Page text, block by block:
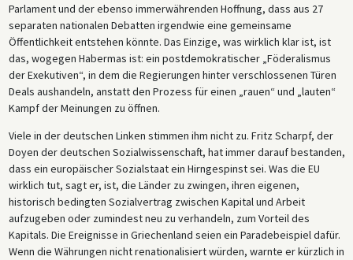
Parlament und der ebenso immerwährenden Hoffnung, dass aus 27
separaten nationalen Debatten irgendwie eine gemeinsame
Öffentlichkeit entstehen könnte. Das Einzige, was wirklich klar ist, ist
das, wogegen Habermas ist: ein postdemokratischer „Föderalismus
der Exekutiven“, in dem die Regierungen hinter verschlossenen Türen
Deals aushandeln, anstatt den Prozess für einen „rauen“ und „lauten“
Kampf der Meinungen zu öffnen.
Viele in der deutschen Linken stimmen ihm nicht zu. Fritz Scharpf, der
Doyen der deutschen Sozialwissenschaft, hat immer darauf bestanden,
dass ein europäischer Sozialstaat ein Hirngespinst sei. Was die EU
wirklich tut, sagt er, ist, die Länder zu zwingen, ihren eigenen,
historisch bedingten Sozialvertrag zwischen Kapital und Arbeit
aufzugeben oder zumindest neu zu verhandeln, zum Vorteil des
Kapitals. Die Ereignisse in Griechenland seien ein Paradebeispiel dafür.
Wenn die Währungen nicht renationalisiert würden, warnte er kürzlich in